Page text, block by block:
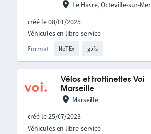
Le Havre, Octeville-sur-Mer
créé le 08/01/2025
Format NeTEx gbfs
Véhicules en libre-service
Vélos et trottinettes Voi
Marseille
Marseille
créé le 25/07/2023
Véhicules en libre-service